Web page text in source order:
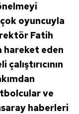
oyuncuyla
Fatih
hareket eden
ve
haberleri